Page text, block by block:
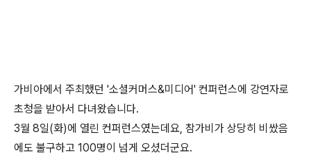
가비아에서 주최했던 '소셜커머스&미디어' 컨퍼런스에 강연자로
초청을 받아서 다녀왔습니다.
3월 8일(화)에 열린 컨퍼런스였는데요, 참가비가 상당히 비쌌음
에도 불구하고 100명이 넘게 오셨더군요.